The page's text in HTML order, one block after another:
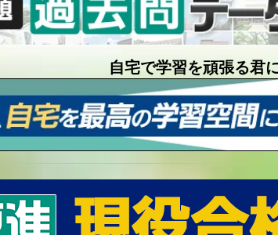
自宅で学習を頑張る君